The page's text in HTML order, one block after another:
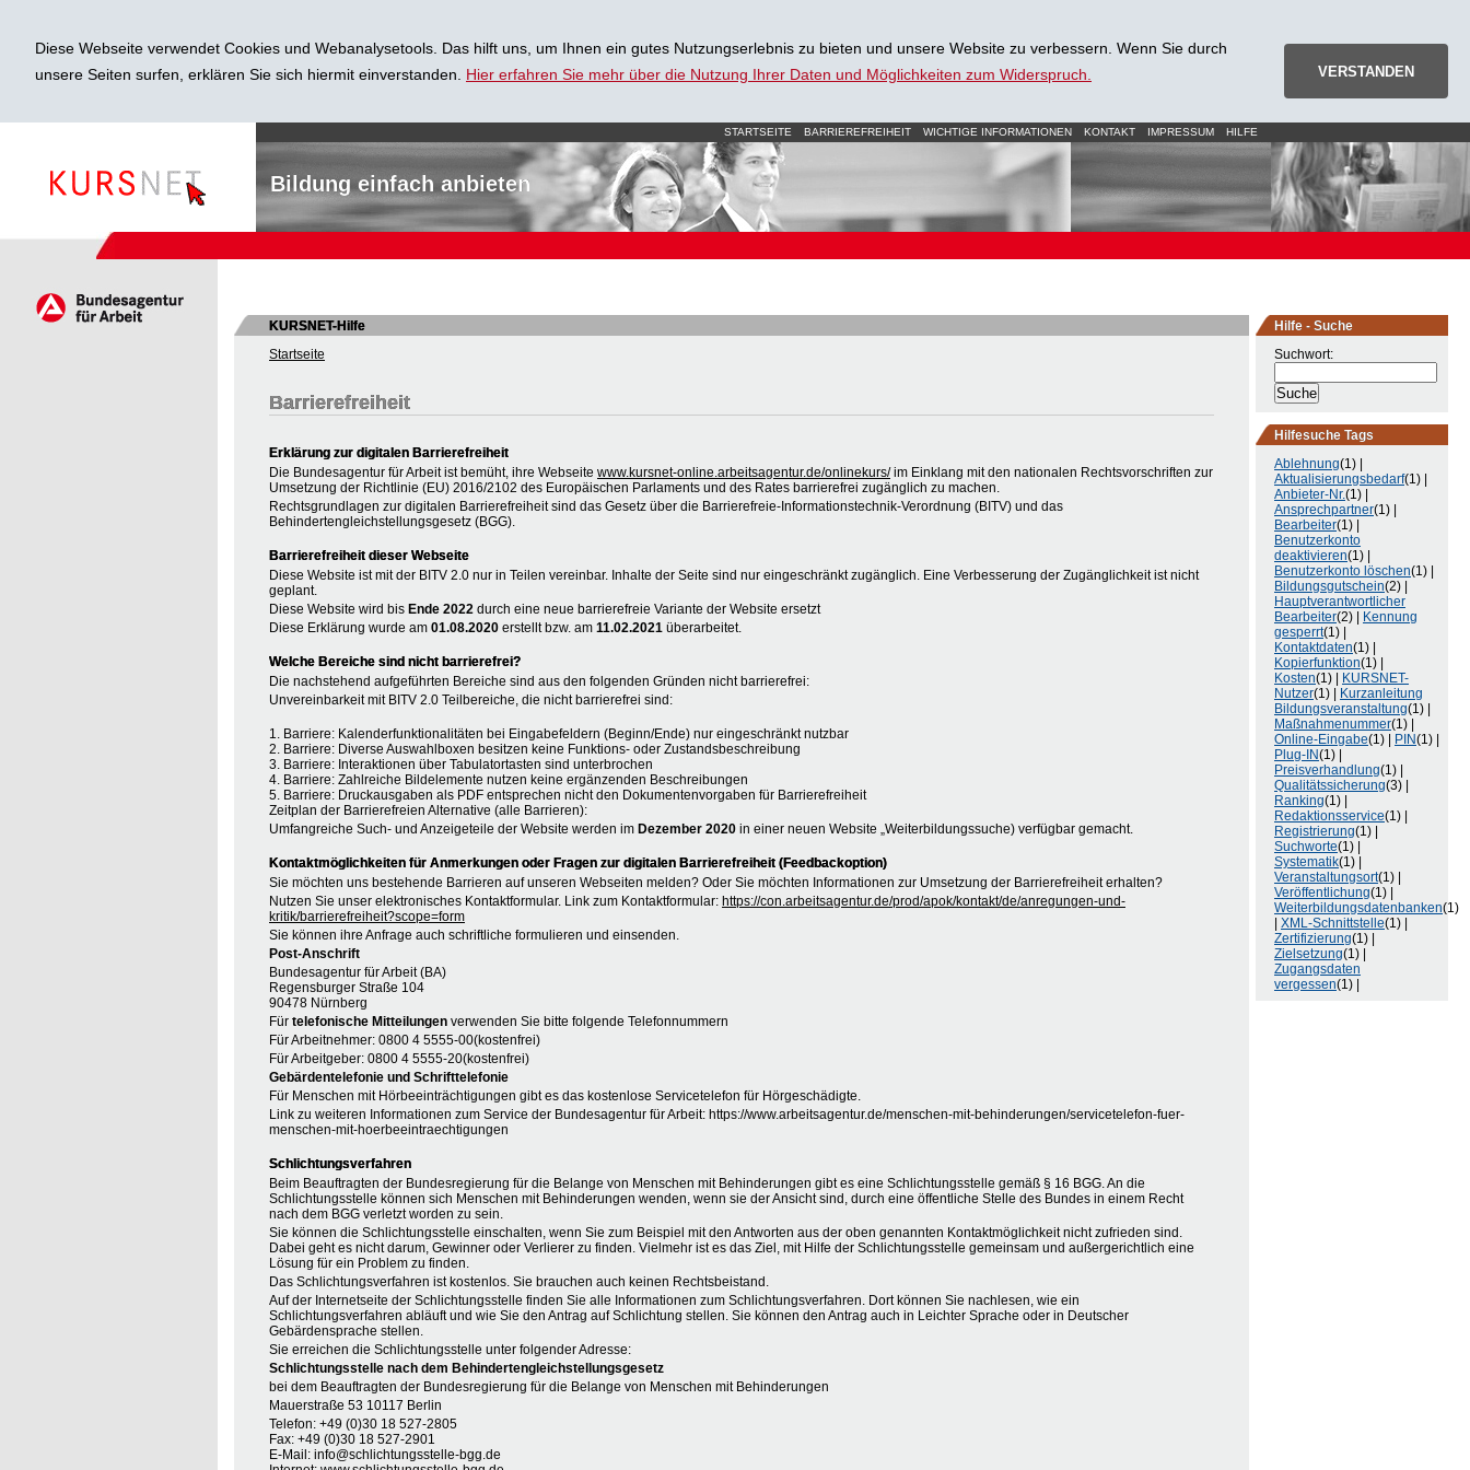
Diese Webseite verwendet Cookies und Webanalysetools. Das hilft uns, um Ihnen ein gutes Nutzungserlebnis zu bieten und unsere Website zu verbessern. Wenn Sie durch
unsere Seiten surfen, erklären Sie sich hiermit einverstanden. Hier erfahren Sie mehr über die Nutzung Ihrer Daten und Möglichkeiten zum Widerspruch. VERSTANDEN
STARTSEITE BARRIEREFREIHEIT WICHTIGE INFORMATIONEN KONTAKT IMPRESSUM HILFE
Bildung einfach anbieten
Hilfe - Suche
Suchwort:
Hilfesuche Tags
Ablehnung(1) |
Aktualisierungsbedarf(1) |
Anbieter-Nr.(1) |
Ansprechpartner(1) |
Bearbeiter(1) |
Benutzerkonto
deaktivieren(1) |
Benutzerkonto löschen(1) |
Bildungsgutschein(2) |
Hauptverantwortlicher
Bearbeiter(2) |
Kennung
gesperrt(1) |
Kontaktdaten(1) |
Kopierfunktion(1) |
Kosten(1) |
KURSNET-
Nutzer(1) |
Kurzanleitung
Bildungsveranstaltung(1) |
Maßnahmenummer(1) |
Online-Eingabe(1) | PIN(1) |
Plug-IN(1) |
Preisverhandlung(1) |
Qualitätssicherung(3) |
Ranking(1) |
Redaktionsservice(1) |
Registrierung(1) |
Suchworte(1) |
Systematik(1) |
Veranstaltungsort(1) |
Veröffentlichung(1) |
Weiterbildungsdatenbanken(1)
XML-Schnittstelle(1) |
Zertifizierung(1) |
Zielsetzung(1) |
Zugangsdaten
vergessen(1) |
KURSNET-Hilfe
Startseite
Barrierefreiheit
Erklärung zur digitalen Barrierefreiheit
Die Bundesagentur für Arbeit ist bemüht, ihre Webseite www.kursnet-online.arbeitsagentur.de/onlinekurs/im Einklang mit den nationalen Rechtsvorschriften zur
Umsetzung der Richtlinie (EU) 2016/2102 des Europäischen Parlaments und des Rates barrierefrei zugänglich zu machen.
Rechtsgrundlagen zur digitalen Barrierefreiheit sind das Gesetz über die Barrierefreie-Informationstechnik-Verordnung (BITV) und das
Behindertengleichstellungsgesetz (BGG).
Barrierefreiheit dieser Webseite
Diese Website ist mit der BITV 2.0 nur in Teilen vereinbar. Inhalte der Seite sind nur eingeschränkt zugänglich. Eine Verbesserung der Zugänglichkeit ist nicht
geplant.
Diese Website wird bis Ende 2022 durch eine neue barrierefreie Variante der Website ersetzt
Diese Erklärung wurde am 01.08.2020 erstellt bzw. am 11.02.2021 überarbeitet.
Welche Bereiche sind nicht barrierefrei?
Die nachstehend aufgeführten Bereiche sind aus den folgenden Gründen nicht barrierefrei:
Unvereinbarkeit mit BITV 2.0 Teilbereiche, die nicht barrierefrei sind:
1. Barriere: Kalenderfunktionalitäten bei Eingabefeldern (Beginn/Ende) nur eingeschränkt nutzbar
2. Barriere: Diverse Auswahlboxen besitzen keine Funktions- oder Zustandsbeschreibung
3. Barriere: Interaktionen über Tabulatortasten sind unterbrochen
4. Barriere: Zahlreiche Bildelemente nutzen keine ergänzenden Beschreibungen
5. Barriere: Druckausgaben als PDF entsprechen nicht den Dokumentenvorgaben für Barrierefreiheit
Zeitplan der Barrierefreien Alternative (alle Barrieren):
Umfangreiche Such- und Anzeigeteile der Website werden im Dezember 2020 in einer neuen Website „Weiterbildungssuche) verfügbar gemacht.
Kontaktmöglichkeiten für Anmerkungen oder Fragen zur digitalen Barrierefreiheit (Feedbackoption)
Sie möchten uns bestehende Barrieren auf unseren Webseiten melden? Oder Sie möchten Informationen zur Umsetzung der Barrierefreiheit erhalten?
Nutzen Sie unser elektronisches Kontaktformular. Link zum Kontaktformular: https://con.arbeitsagentur.de/prod/apok/kontakt/de/anregungen-und-
kritik/barrierefreiheit?scope=form
Sie können ihre Anfrage auch schriftliche formulieren und einsenden.
Post-Anschrift
Bundesagentur für Arbeit (BA)
Regensburger Straße 104
90478 Nürnberg
Für telefonische Mitteilungen verwenden Sie bitte folgende Telefonnummern
Für Arbeitnehmer: 0800 4 5555-00(kostenfrei)
Für Arbeitgeber: 0800 4 5555-20(kostenfrei)
Gebärdentelefonie und Schrifttelefonie
Für Menschen mit Hörbeeinträchtigungen gibt es das kostenlose Servicetelefon für Hörgeschädigte.
Link zu weiteren Informationen zum Service der Bundesagentur für Arbeit: https://www.arbeitsagentur.de/menschen-mit-behinderungen/servicetelefon-fuer-
menschen-mit-hoerbeeintraechtigungen
Schlichtungsverfahren
Beim Beauftragten der Bundesregierung für die Belange von Menschen mit Behinderungen gibt es eine Schlichtungsstelle gemäß § 16 BGG. An die
Schlichtungsstelle können sich Menschen mit Behinderungen wenden, wenn sie der Ansicht sind, durch eine öffentliche Stelle des Bundes in einem Recht
nach dem BGG verletzt worden zu sein.
Sie können die Schlichtungsstelle einschalten, wenn Sie zum Beispiel mit den Antworten aus der oben genannten Kontaktmöglichkeit nicht zufrieden sind.
Dabei geht es nicht darum, Gewinner oder Verlierer zu finden. Vielmehr ist es das Ziel, mit Hilfe der Schlichtungsstelle gemeinsam und außergerichtlich eine
Lösung für ein Problem zu finden.
Das Schlichtungsverfahren ist kostenlos. Sie brauchen auch keinen Rechtsbeistand.
Auf der Internetseite der Schlichtungsstelle finden Sie alle Informationen zum Schlichtungsverfahren. Dort können Sie nachlesen, wie ein
Schlichtungsverfahren abläuft und wie Sie den Antrag auf Schlichtung stellen. Sie können den Antrag auch in Leichter Sprache oder in Deutscher
Gebärdensprache stellen.
Sie erreichen die Schlichtungsstelle unter folgender Adresse:
Schlichtungsstelle nach dem Behindertengleichstellungsgesetz
bei dem Beauftragten der Bundesregierung für die Belange von Menschen mit Behinderungen
Mauerstraße 53 10117 Berlin
Telefon: +49 (0)30 18 527-2805
Fax: +49 (0)30 18 527-2901
E-Mail: info@schlichtungsstelle-bgg.de